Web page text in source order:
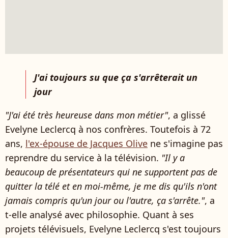
J'ai toujours su que ça s'arrêterait un
jour
"J'ai été très heureuse dans mon métier", a glissé
Evelyne Leclercq à nos confrères. Toutefois à 72
ans, l'ex-épouse de Jacques Olive ne s'imagine pas
reprendre du service à la télévision. "Il y a
beaucoup de présentateurs qui ne supportent pas de
quitter la télé et en moi-même, je me dis qu'ils n'ont
jamais compris qu'un jour ou l'autre, ça s'arrête.", a
t-elle analysé avec philosophie. Quant à ses
projets télévisuels, Evelyne Leclercq s'est toujours